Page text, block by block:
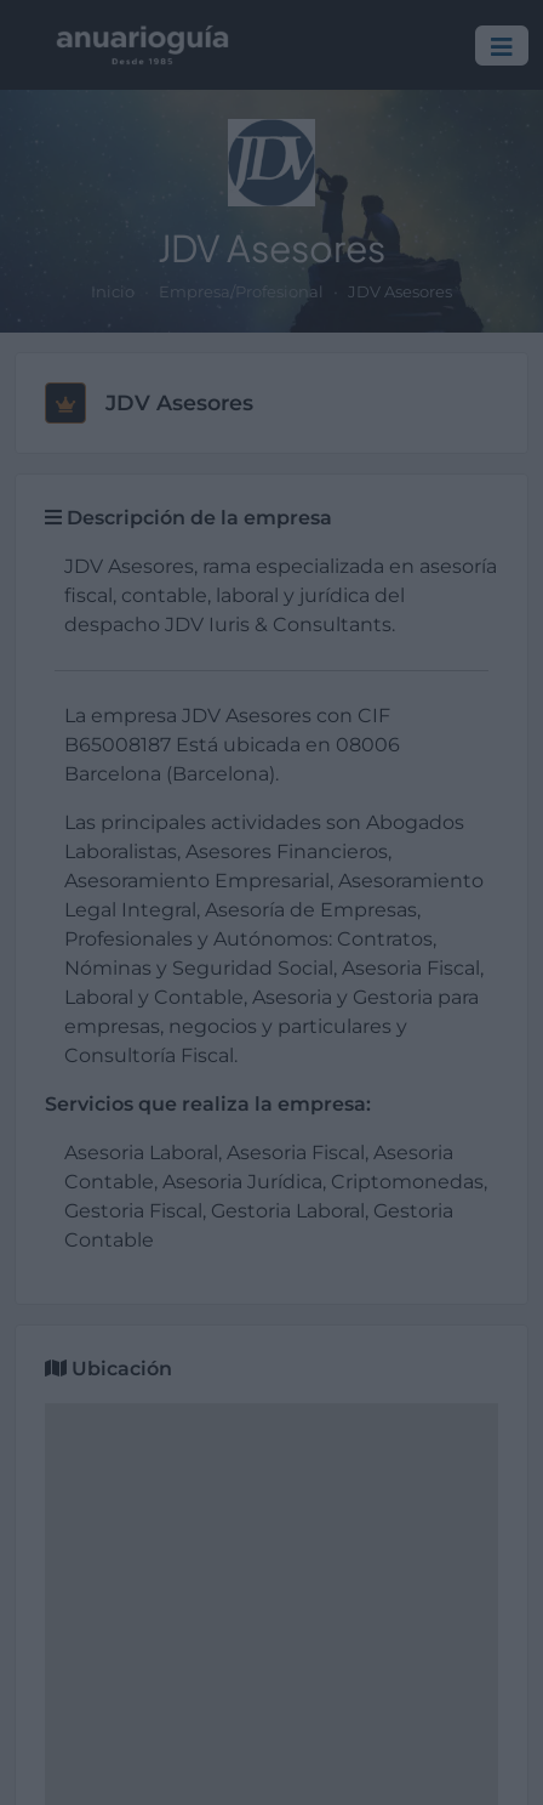
JDV Asesores
Inicio Empresa/Profesional JDV Asesores
JDV Asesores
Descripción de la empresa
JDV Asesores, rama especializada en asesoría
fiscal, contable, laboral y jurídica del
despacho JDV Iuris & Consultants.
La empresa JDV Asesores con CIF
B65008187 Está ubicada en 08006
Barcelona (Barcelona).
Las principales actividades son Abogados
Laboralistas, Asesores Financieros,
Asesoramiento Empresarial, Asesoramiento
Legal Integral, Asesoría de Empresas,
Profesionales y Autónomos: Contratos,
Nóminas y Seguridad Social, Asesoria Fiscal,
Laboral y Contable, Asesoria y Gestoria para
empresas, negocios y particulares y
Consultoría Fiscal.
Servicios que realiza la empresa:
Asesoria Laboral, Asesoria Fiscal, Asesoria
Contable, Asesoria Jurídica, Criptomonedas,
Gestoria Fiscal, Gestoria Laboral, Gestoria
Contable
Ubicación